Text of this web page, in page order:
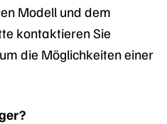
Modell und dem
kontaktieren Sie
die Möglichkeiten einer